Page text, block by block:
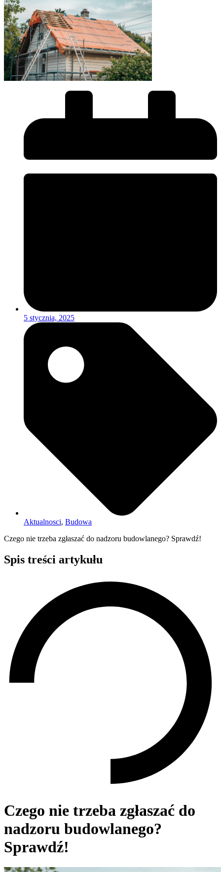
5 stycznia, 2025
Aktualnosci, Budowa
Czego nie trzeba zgłaszać do nadzoru budowlanego? Sprawdź!
Spis treści artykułu
Czego nie trzeba zgłaszać do
nadzoru budowlanego?
Sprawdź!